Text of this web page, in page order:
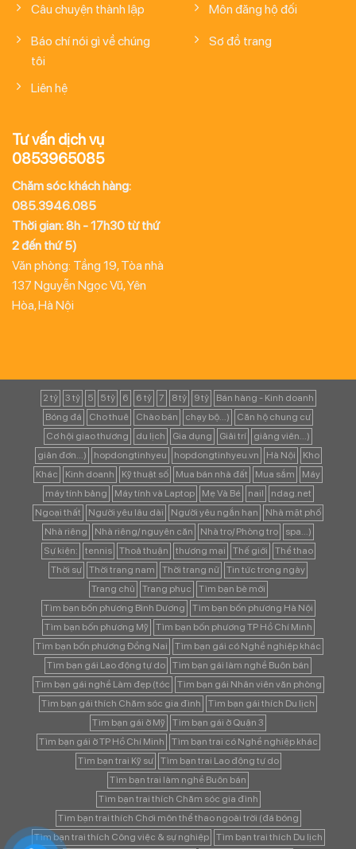
Câu chuyện thành lập
Báo chí nói gì về chúng
tôi
Liên hệ
Môn đăng hộ đối
Sơ đồ trang
Tư vấn dịch vụ
0853965085
Chăm sóc khách hàng:
085.3946.085
Thời gian: 8h - 17h30 từ thứ
2 đến thứ 5)
Văn phòng: Tầng 19, Tòa nhà
137 Nguyễn Ngọc Vũ, Yên
Hòa, Hà Nội
2 tỷ 3 tỷ 5 5 tỷ 6 6 tỷ 7 8 tỷ 9 tỷ
Bán hàng - Kinh doanh
Bóng đá
Cho thuê Chào bán chạy bộ...)
Căn hộ chung cư
Cơ hội giao thương
du lịch Gia dụng Giải trí
giảng viên...)
giản đơn...)
hopdongtinhyeu hopdongtinhyeu.vn Hà Nội
Kho
Khác
Kinh doanh Kỹ thuật số Mua bán nhà đất Mua sắm
Máy
máy tính bảng
Máy tính và Laptop Mẹ Và Bé nail
ndag.net
Ngoại thất
Người yêu lâu dài Người yêu ngắn hạn
Nhà mặt phố
Nhà riêng
Nhà riêng/ nguyên căn Nhà trọ/ Phòng trọ
spa...)
Sự kiện:
tennis Thoả thuận thương mại Thế giới
Thể thao
Thời sự
Thời trang nam Thời trang nữ
Tin tức trong ngày
Trang chủ
Trang phục
Tìm bạn bè mới
Tìm bạn bốn phương Bình Dương
Tìm bạn bốn phương Hà Nội
Tìm bạn bốn phương Mỹ
Tìm bạn bốn phương TP Hồ Chí Minh
Tìm bạn bốn phương Đồng Nai
Tìm bạn gái có Nghề nghiệp khác
Tìm bạn gái Lao động tự do
Tìm bạn gái làm nghề Buôn bán
Tìm bạn gái nghề Làm đẹp (tóc
Tìm bạn gái Nhân viên văn phòng
Tìm bạn gái thích Chăm sóc gia đình
Tìm bạn gái thích Du lịch
Tìm bạn gái ở Mỹ
Tìm bạn gái ở Quận 3
Tìm bạn gái ở TP Hồ Chí Minh
Tìm bạn trai có Nghề nghiệp khác
Tìm bạn trai Kỹ sư
Tìm bạn trai Lao động tự do
Tìm bạn trai làm nghề Buôn bán
Tìm bạn trai thích Chăm sóc gia đình
Tìm bạn trai thích Chơi môn thể thao ngoài trời (đá bóng
Tìm bạn trai thích Công việc & sự nghiệp
Tìm bạn trai thích Du lịch